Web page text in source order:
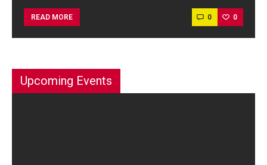
READ MORE 0 0
Upcoming Events